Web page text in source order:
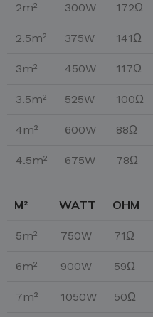
2m² 300W 172Ω
2.5m² 375W 141Ω
3m² 450W 117Ω
3.5m² 525W 100Ω
4m² 600W 88Ω
4.5m² 675W 78Ω
M² WATT OHM
5m² 750W 71Ω
6m² 900W 59Ω
7m² 1050W 50Ω